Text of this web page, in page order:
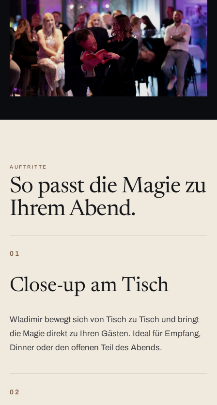
AUFTRITTE
So passt die Magie zu
Ihrem Abend.
01
Close-up am Tisch
Wladimir bewegt sich von Tisch zu Tisch und bringt
die Magie direkt zu Ihren Gästen. Ideal für Empfang,
Dinner oder den offenen Teil des Abends.
02